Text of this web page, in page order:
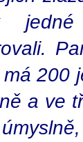
200
a ve